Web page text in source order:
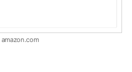
amazon.com